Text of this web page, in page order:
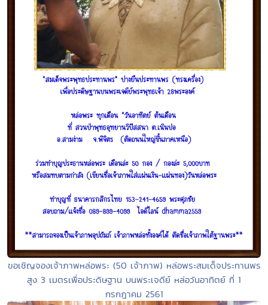
ขอเชิญจองเจ้าภาพหล่อพระ (50 เจ้าภาพ) หล่อพระสมเด็จประทานพร
สูง 3 เมตรเพื่อประดิษฐาน บนพระเจดีย์ หล่อวันอาทิตย์ ที่ 1
กรกฎาคม 2561